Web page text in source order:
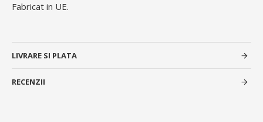
Fabricat in UE.
LIVRARE SI PLATA
RECENZII